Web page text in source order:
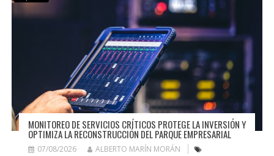
MONITOREO DE SERVICIOS CRÍTICOS PROTEGE LA INVERSIÓN Y
OPTIMIZA LA RECONSTRUCCIÓN DEL PARQUE EMPRESARIAL
07/08/2026
ALBERTO MARÍN MORÁN